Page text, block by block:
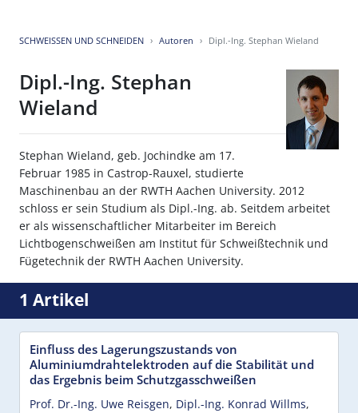
SCHWEISSEN UND SCHNEIDEN Autoren Dipl.-Ing. Stephan Wieland
Dipl.-Ing. Stephan
Wieland
Stephan Wieland, geb. Jochindke am 17.
Februar 1985 in Castrop-Rauxel, studierte
Maschinenbau an der RWTH Aachen University. 2012
schloss er sein Studium als Dipl.-Ing. ab. Seitdem arbeitet
er als wissenschaftlicher Mitarbeiter im Bereich
Lichtbogenschweißen am Institut für Schweißtechnik und
Fügetechnik der RWTH Aachen University.
1 Artikel
Einfluss des Lagerungszustands von
Aluminiumdrahtelektroden auf die Stabilität und
das Ergebnis beim Schutzgasschweißen
Prof. Dr.-Ing. Uwe Reisgen, Dipl.-Ing. Konrad Willms,